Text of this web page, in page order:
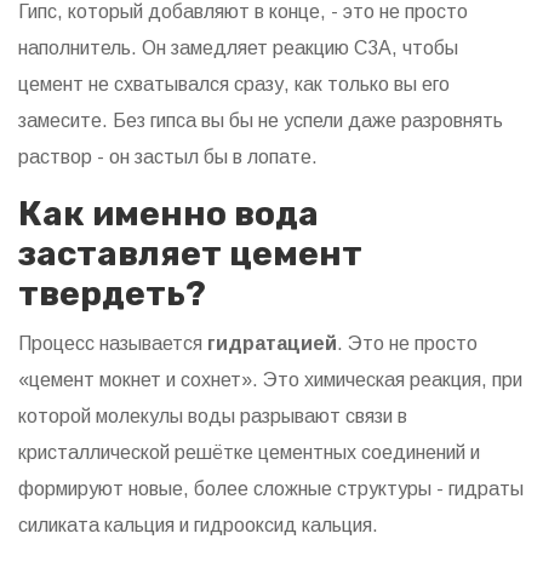
Гипс, который добавляют в конце, - это не просто
наполнитель. Он замедляет реакцию C3A, чтобы
цемент не схватывался сразу, как только вы его
замесите. Без гипса вы бы не успели даже разровнять
раствор - он застыл бы в лопате.
Как именно вода
заставляет цемент
твердеть?
Процесс называется гидратацией. Это не просто
«цемент мокнет и сохнет». Это химическая реакция, при
которой молекулы воды разрывают связи в
кристаллической решётке цементных соединений и
формируют новые, более сложные структуры - гидраты
силиката кальция и гидрооксид кальция.